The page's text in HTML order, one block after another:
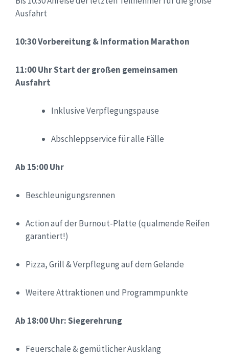
Ausfahrt
10:30 Vorbereitung & Information Marathon
11:00 Uhr Start der großen gemeinsamen
Ausfahrt
Inklusive Verpflegungspause
Abschleppservice für alle Fälle
Ab 15:00 Uhr
Beschleunigungsrennen
Action auf der Burnout-Platte (qualmende Reifen
garantiert!)
Pizza, Grill & Verpflegung auf dem Gelände
Weitere Attraktionen und Programmpunkte
Ab 18:00 Uhr: Siegerehrung
Feuerschale & gemütlicher Ausklang